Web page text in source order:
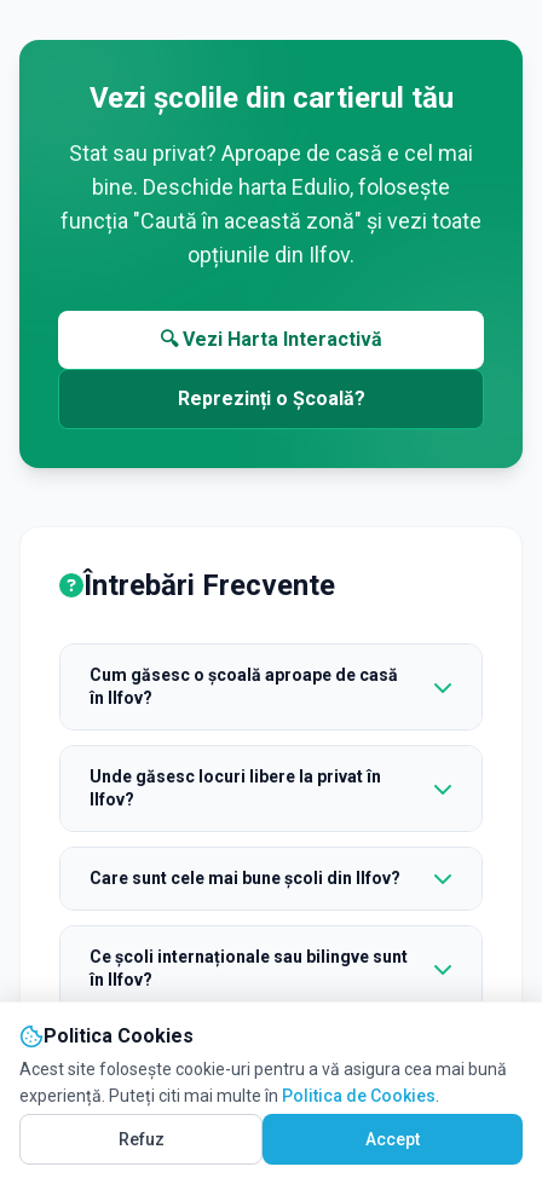
Vezi pe Hartă
Vezi școlile din cartierul tău
Stat sau privat? Aproape de casă e cel mai
bine. Deschide harta Edulio, folosește
funcția "Caută în această zonă" și vezi toate
opțiunile din Ilfov.
🔍 Vezi Harta Interactivă
Reprezinți o Școală?
Întrebări Frecvente
Cum găsesc o școală aproape de casă
în Ilfov?
Unde găsesc locuri libere la privat în
Ilfov?
Care sunt cele mai bune școli din Ilfov?
Ce școli internaționale sau bilingve sunt
în Ilfov?
Găsesc școli cu transport în Ilfov?
Cum contactez rapid o școală din Ilfov?
Politica Cookies
Acest site folosește cookie-uri pentru a vă asigura cea mai bună
experiență. Puteți citi mai multe în Politica de Cookies
Refuz Accept